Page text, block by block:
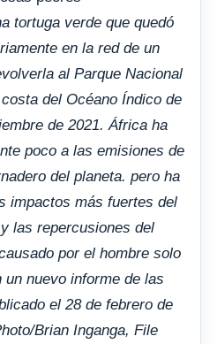
tortuga verde que quedó
en la red de un
al Parque Nacional
del Océano Índico de
de 2021. África ha
poco a las emisiones de
del planeta. pero ha
impactos más fuertes del
las repercusiones del
por el hombre solo
un nuevo informe de las
el 28 de febrero de
Brian Inganga, File